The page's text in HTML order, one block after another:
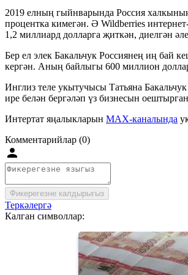
2019 елның гыйнварында Россия
процентка кимегән. Ә Wildberries
1,2 миллиард долларга җиткән, диелгән
Бер ел элек Бакальчук Россиянең иң бай
кергән. Аның байлыгы 600 миллион
Инглиз теле укытучысы Татьяна Бакальчук
ире белән бергәләп үз бизнесын
Интертат яңалыкларын MAX-каналында
Комментарийлар (0)
Фикерегезне калдырыгыз
Теркәлергә
Калган символлар: